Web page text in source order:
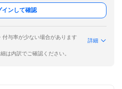
インして確認
与率が少ない場合があります
詳細
は内訳でご確認ください。